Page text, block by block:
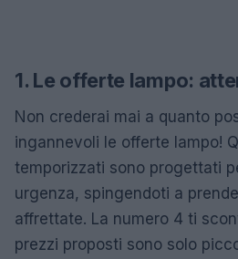
1. Le offerte lampo:
Non crederai mai a quanto
ingannevoli le offerte lampo!
temporizzati sono progettati
urgenza, spingendoti a
affrettate. La numero 4 ti
prezzi proposti sono solo